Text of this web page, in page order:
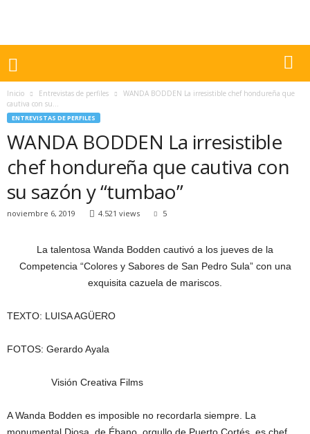
Inicio Entrevistas de perfiles
WANDA BODDEN La irresistible chef hondureña que
cautiva con su...
ENTREVISTAS DE PERFILES
WANDA BODDEN La irresistible
chef hondureña que cautiva con
su sazón y “tumbao”
noviembre 6, 2019 4.521 views 5
La talentosa Wanda Bodden cautivó a los jueves de la
Competencia “Colores y Sabores de San Pedro Sula” con una
exquisita cazuela de mariscos.
TEXTO: LUISA AGÜERO
FOTOS: Gerardo Ayala
Visión Creativa Films
A Wanda Bodden es imposible no recordarla siempre. La